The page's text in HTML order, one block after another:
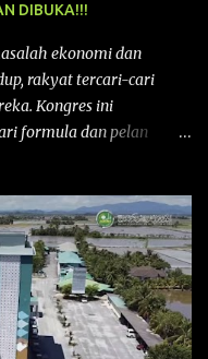
DIBUKA!!!
ekonomi dan
rakyat tercari-cari
Kongres ini
formula dan pelan
2015 di Shah
dengan tema
s Rakyat di
Isu-isu rakyat yang telah
isu-isu
sumber, kesihatan,